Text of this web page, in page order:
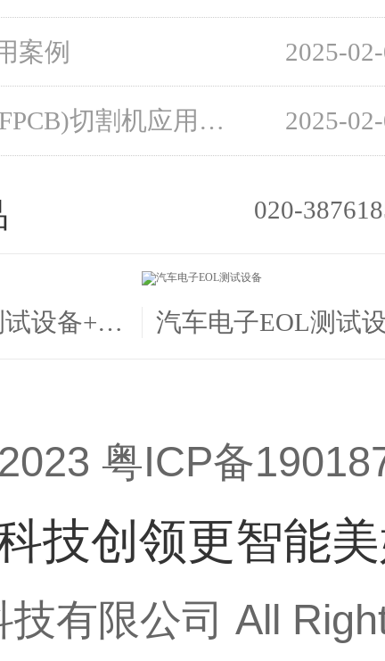
案例 2025-
柔性PCB(FPCB)切割机应用案例 2025-
020-
设备+监
汽车电子EOL测试
粤ICP备
技创领更智能美
有限公司 All